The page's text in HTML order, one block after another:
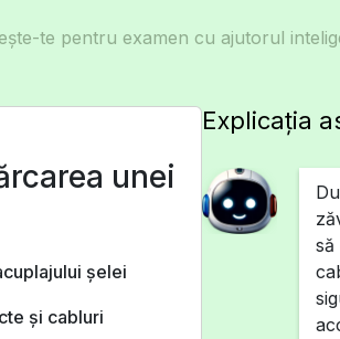
te pentru examen cu ajutorul
unei
şelei
şi cabluri
Explicația
să